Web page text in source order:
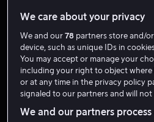
Fra 59 kr
We care about your privacy
We and our78 partners store and/
device, such as unique IDs in
You may accept or manage your
including your right to object where
or at any time in the privacy policy
signaled to our partners and will
We and our partners